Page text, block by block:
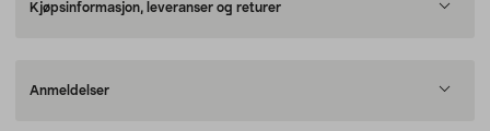
Kjøpsinformasjon, leveranser og returer
Anmeldelser